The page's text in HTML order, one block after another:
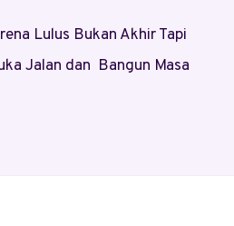
Lulus Bukan Akhir Tapi
Jalan dan Bangun Masa